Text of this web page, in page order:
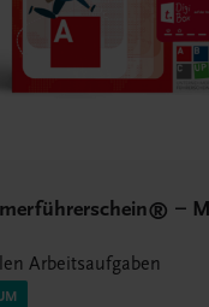
–
Arbeitsaufgaben